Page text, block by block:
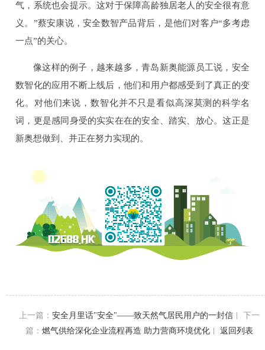
气，系统也会提示。这对于保障高龄独居老人的安全很有意
义。”蔡安康说，安全数智产品背后，是他们对客户“多考虑
一点”的关心。
像这样的例子，越来越多，青岛新奥能源员工说，安全
数智化的应用不断上线后，他们和用户都感受到了真正的变
化。对他们来说，数智化并不只是看似高深莫测的科学名
词，更是感同身受的实实在在的安全、踏实、放心。这正是
新奥想做到、并正在努力实现的。
上一篇： 安全月里话"安全"——致天然气居民用户的一封信| 下一
篇： 燃气供给深化企业流程再造 助力营商环境优化| 返回列表